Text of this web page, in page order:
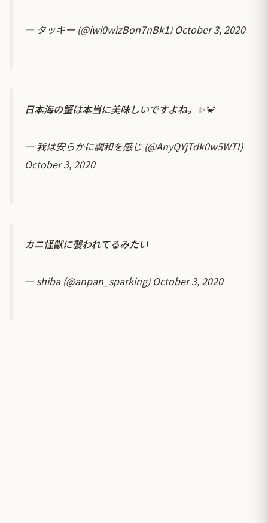
— タッキー (@iwi0wizBon7nBk1) October 3, 2020
日本海の蟹は本当に美味しいですよね。✨🦀
— 我は安らかに調和を感じ (@AnyQYjTdk0w5WTl)
October 3, 2020
カニ怪獣に襲われてるみたい
— shiba (@anpan_sparking) October 3, 2020